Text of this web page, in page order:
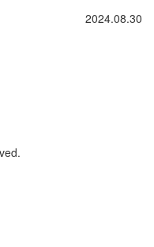
2024.08.30